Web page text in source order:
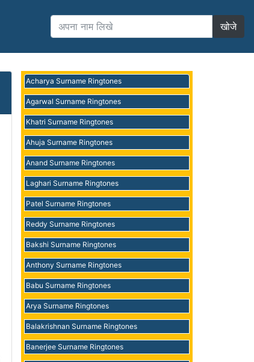
खोजे
Acharya Surname Ringtones
Agarwal Surname Ringtones
Khatri Surname Ringtones
Ahuja Surname Ringtones
Anand Surname Ringtones
Laghari Surname Ringtones
Patel Surname Ringtones
Reddy Surname Ringtones
Bakshi Surname Ringtones
Anthony Surname Ringtones
Babu Surname Ringtones
Arya Surname Ringtones
Balakrishnan Surname Ringtones
Banerjee Surname Ringtones